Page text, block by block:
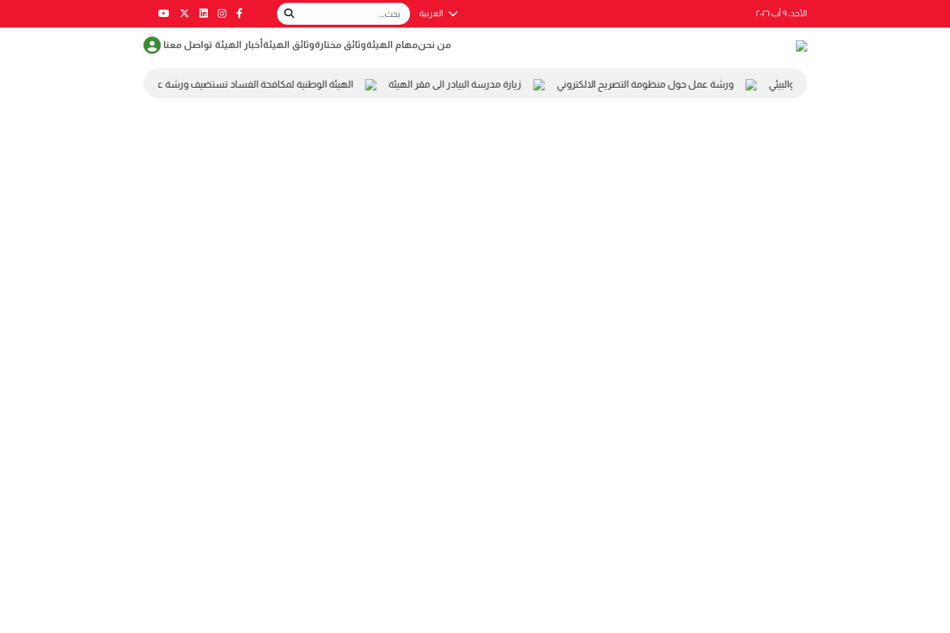
الأحد، ٩ آب ٢٠٢٦ العربية
من نحنمهام الهيئةوثائق مختارةوثائق الهيئةأخبار الهيئة تواصل معنا
رئيس المجلس الاقتصادي والاجتماعي والبيئي ورشة عمل حول منظومة التصريح الالكتروني زيارة مدرسة البيادر الى مقر الهيئة الهيئة الوطنية لمكافحة الفساد تستضيف ورشة عمل ضمن مسابقة طلابية لمكافحة